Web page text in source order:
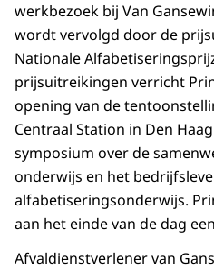
werkbezoek bij Van
wordt vervolgd door de
Nationale
prijsuitreikingen verricht
opening van de
Centraal Station in Den
symposium over de
onderwijs en het
alfabetiseringsonderwijs.
aan het einde van de dag
Afvaldienstverlener van